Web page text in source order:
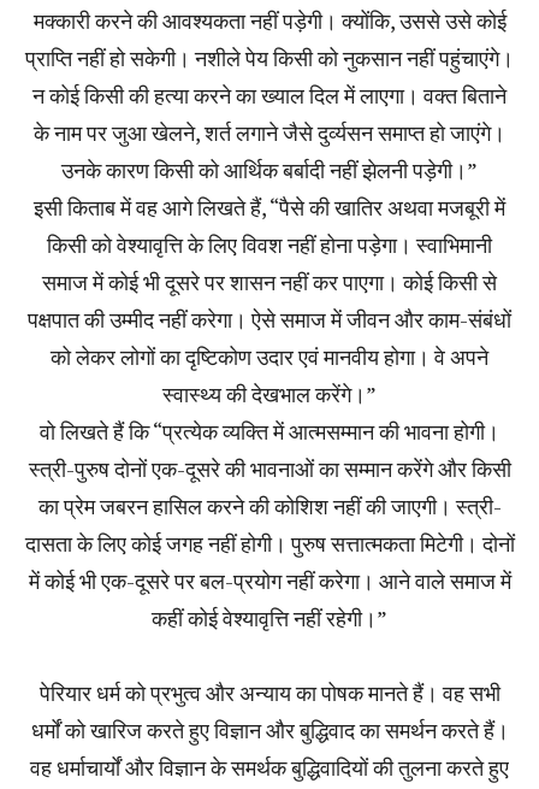
मक्कारी करने की आवश्यकता नहीं पड़ेगी। क्योंकि, उससे उसे कोई
प्राप्ति नहीं हो सकेगी। नशीले पेय किसी को नुकसान नहीं पहुंचाएंगे।
न कोई किसी की हत्या करने का ख्याल दिल में लाएगा। वक्त बिताने
के नाम पर जुआ खेलने, शर्त लगाने जैसे दुर्व्यसन समाप्त हो जाएंगे।
उनके कारण किसी को आर्थिक बर्बादी नहीं झेलनी पड़ेगी।”
इसी किताब में वह आगे लिखते हैं, “पैसे की खातिर अथवा मजबूरी में
किसी को वेश्यावृत्ति के लिए विवश नहीं होना पड़ेगा। स्वाभिमानी
समाज में कोई भी दूसरे पर शासन नहीं कर पाएगा। कोई किसी से
पक्षपात की उम्मीद नहीं करेगा। ऐसे समाज में जीवन और काम-संबंधों
को लेकर लोगों का दृष्टिकोण उदार एवं मानवीय होगा। वे अपने
स्वास्थ्य की देखभाल करेंगे।”
वो लिखते हैं कि “प्रत्येक व्यक्ति में आत्मसम्मान की भावना होगी।
स्त्री-पुरुष दोनों एक-दूसरे की भावनाओं का सम्मान करेंगे और किसी
का प्रेम जबरन हासिल करने की कोशिश नहीं की जाएगी। स्त्री-
दासता के लिए कोई जगह नहीं होगी। पुरुष सत्तात्मकता मिटेगी। दोनों
में कोई भी एक-दूसरे पर बल-प्रयोग नहीं करेगा। आने वाले समाज में
कहीं कोई वेश्यावृत्ति नहीं रहेगी।”
पेरियार धर्म को प्रभुत्व और अन्याय का पोषक मानते हैं। वह सभी
धर्मों को खारिज करते हुए विज्ञान और बुद्धिवाद का समर्थन करते हैं।
वह धर्माचार्यों और विज्ञान के समर्थक बुद्धिवादियों की तुलना करते हुए